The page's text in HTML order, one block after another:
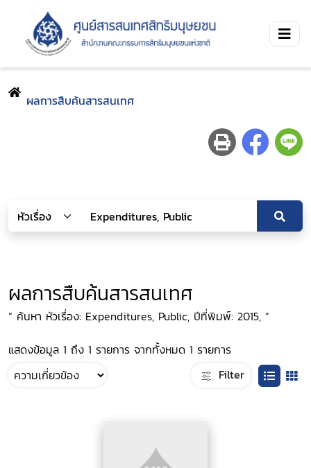
ผลการสืบค้นสารสนเทศ
ผลการสืบค้นสารสนเทศ
“ ค้นหา หัวเรื่อง: Expenditures, Public, ปีที่พิมพ์: 2015, ”
แสดงข้อมูล 1 ถึง 1 รายการ จากทั้งหมด 1 รายการ
Filter